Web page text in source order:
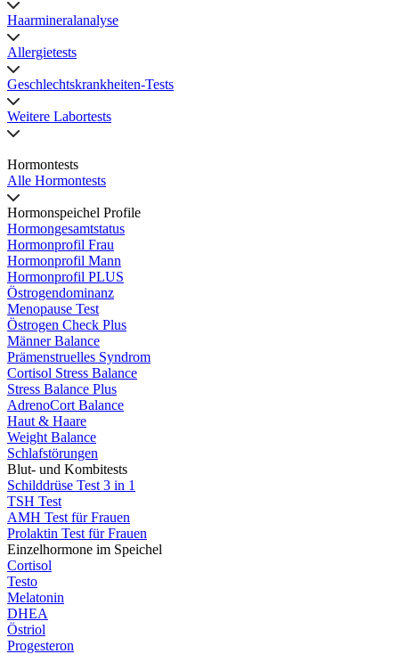
Haarmineralanalyse
Allergietests
Geschlechtskrankheiten-Tests
Weitere Labortests
Hormontests
Alle Hormontests
Hormonspeichel Profile
Hormongesamtstatus
Hormonprofil Frau
Hormonprofil Mann
Hormonprofil PLUS
Östrogendominanz
Menopause Test
Östrogen Check Plus
Männer Balance
Prämenstruelles Syndrom
Cortisol Stress Balance
Stress Balance Plus
AdrenoCort Balance
Haut & Haare
Weight Balance
Schlafstörungen
Blut- und Kombitests
Schilddrüse Test 3 in 1
TSH Test
AMH Test für Frauen
Prolaktin Test für Frauen
Einzelhormone im Speichel
Cortisol
Testo
Melatonin
DHEA
Östriol
Progesteron